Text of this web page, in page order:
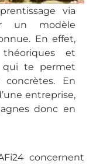
via
un modèle
En effet,
et
qui te permet
concrètes. En
entreprise,
donc en
concernent